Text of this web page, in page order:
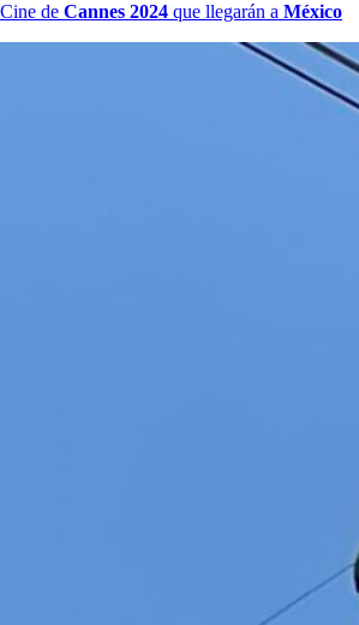
de Cannes 2024 que llegarán a México